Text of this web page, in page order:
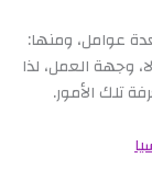
عوامل، ومنها:
وجهة العمل، لذا
تلك الأمور.